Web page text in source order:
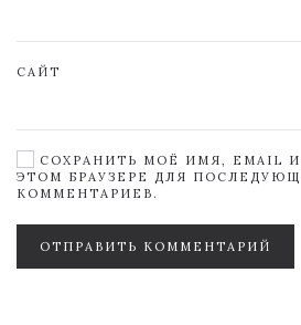
САЙТ
СОХРАНИТЬ МОЁ ИМЯ, EMAIL
ЭТОМ БРАУЗЕРЕ ДЛЯ
КОММЕНТАРИЕВ.
ОТПРАВИТЬ КОММЕНТАРИЙ